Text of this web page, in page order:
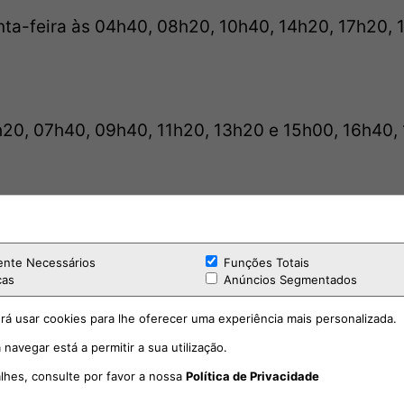
feira às 04h40, 08h20, 10h40, 14h20, 17h20,
07h40, 09h40, 11h20, 13h20 e 15h00,
Casa:
05h40, 07h20h, 08h40, 10h20, 12h20,
País e do Mundo
feira às 07:00h, 11:00h, 18:00h e 21:00h
Necessários
Funções Totais
Anúncios Segmentados
usar cookies para lhe oferecer uma experiência mais personalizada.
está a permitir a sua utilização.
consulte por favor a nossa Política de Privacidade